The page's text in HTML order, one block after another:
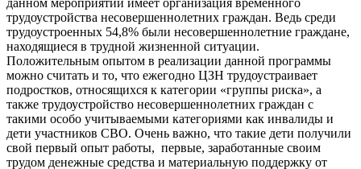
трудоустройства несовершеннолетних граждан. Ведь среди
трудоустроенных 54,8% были несовершеннолетние граждане,
находящиеся в трудной жизненной ситуации.
Положительным опытом в реализации данной программы
можно считать и то, что ежегодно ЦЗН трудоустраивает
подростков, относящихся к категории «группы риска», а
также трудоустройство несовершеннолетних граждан с
такими особо учитываемыми категориями как инвалиды и
дети участников СВО. Очень важно, что такие дети получили
свой первый опыт работы, первые, заработанные своим
трудом денежные средства и материальную поддержку от